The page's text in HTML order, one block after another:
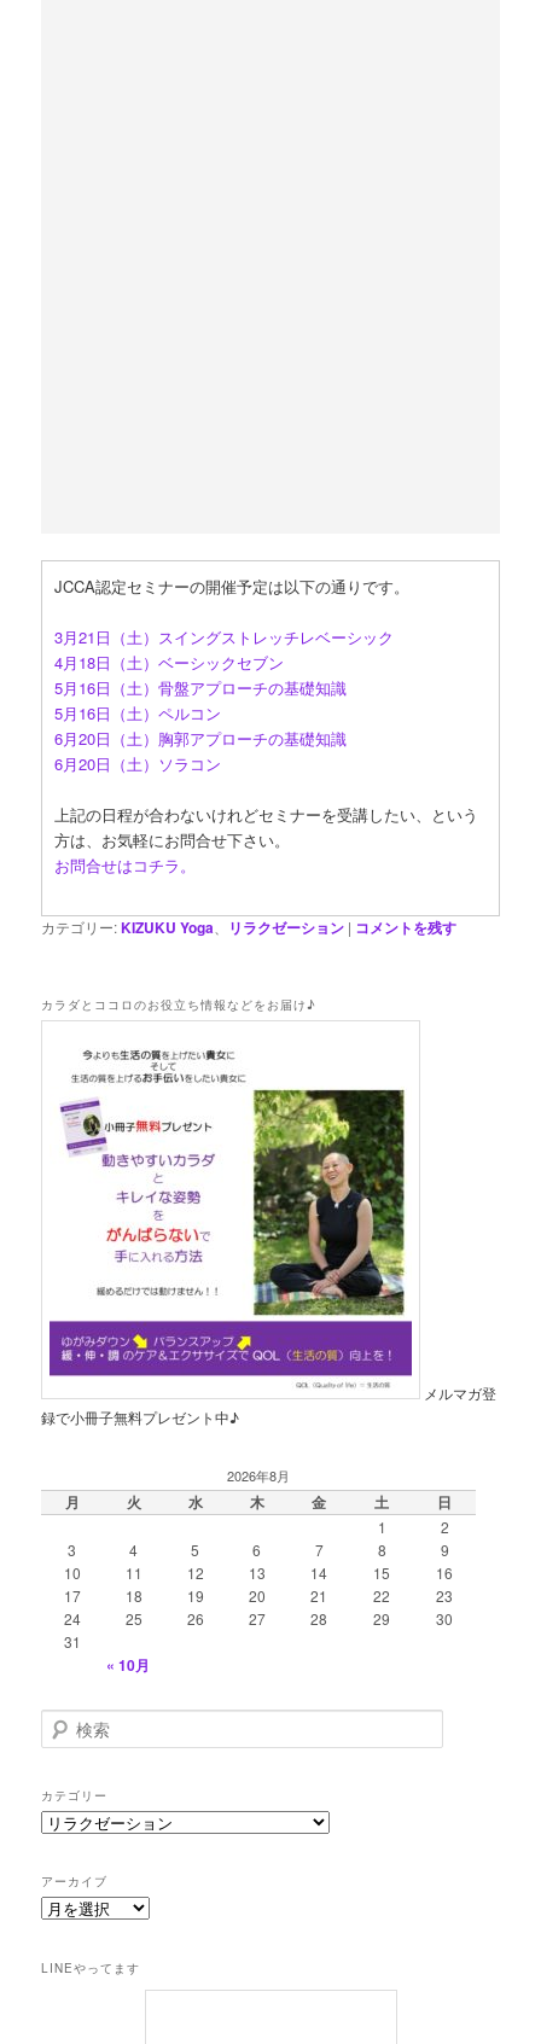
JCCA認定セミナーの開催予定は以下の通りです。
3月21日（土）スイングストレッチレベーシック
4月18日（土）ベーシックセブン
5月16日（土）骨盤アプローチの基礎知識
5月16日（土）ペルコン
6月20日（土）胸郭アプローチの基礎知識
6月20日（土）ソラコン
上記の日程が合わないけれどセミナーを受講したい、という
方は、お気軽にお問合せ下さい。
お問合せはコチラ。
カテゴリー:KIZUKU Yoga リラクゼーション | コメントを残す
カラダとココロのお役立ち情報などをお届け♪
メルマガ登
録で小冊子無料プレゼント中♪
2026年8月
月 火 水 木 金 土 日
1
2
3
4 5 6 7 8
9
10
11 12 13 14 15
16
17
18 19 20 21 22
23
24
25 26 27 28 29
30
31
« 10月
検
索
カテゴリー
カ
リ
ー
アーカイブ
ア
イ
LINEやってます